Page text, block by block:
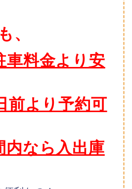
、
車料金より安
前より予約可
内なら入出庫